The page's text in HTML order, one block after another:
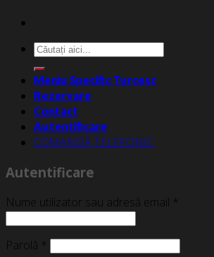
Caută
după:
Meniu Specific Turcesc
Rezervare
Contact
Autentificare
COMANDĂ TELEFONIC
Autentificare
Nume utilizator sau adresă email *
Parolă *